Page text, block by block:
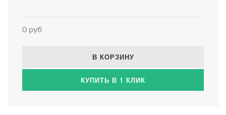
0 руб
В КОРЗИНУ
КУПИТЬ В 1 КЛИК